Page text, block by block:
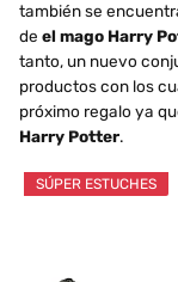
también se
de el mago Harry
tanto, un nuevo
productos con los
próximo regalo ya
Harry Potter.
SÚPER ESTUCHES